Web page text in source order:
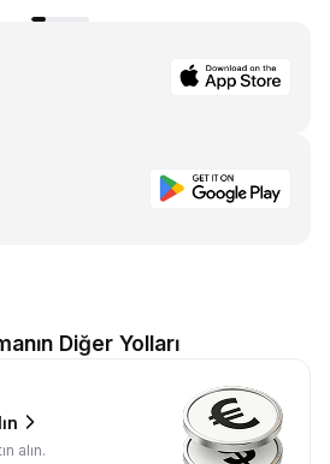
Diğer Yolları
alın.